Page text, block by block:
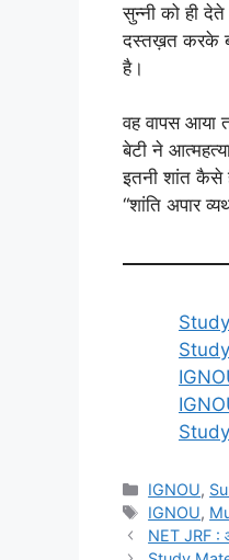
सुन्नी को ही
दस्तख़त करके
है।
वह वापस आया
बेटी ने
इतनी शांत कैसे
“शांति अपार
Study
IGNOU,
IGNOU,
NET JRF :